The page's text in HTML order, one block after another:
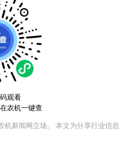
观看
农机一键查
机新闻网立场。 本文为分享行业信息